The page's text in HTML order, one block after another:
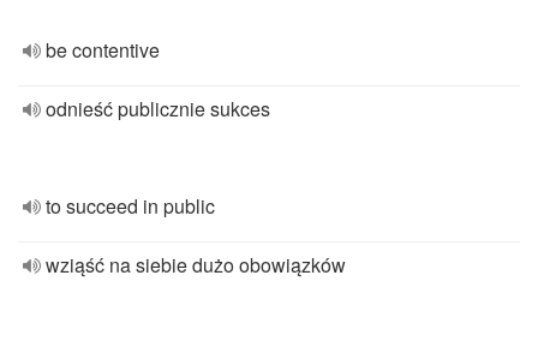
be contentive
odnieść publicznie sukces
to succeed in public
wziąść na siebie dużo obowiązków